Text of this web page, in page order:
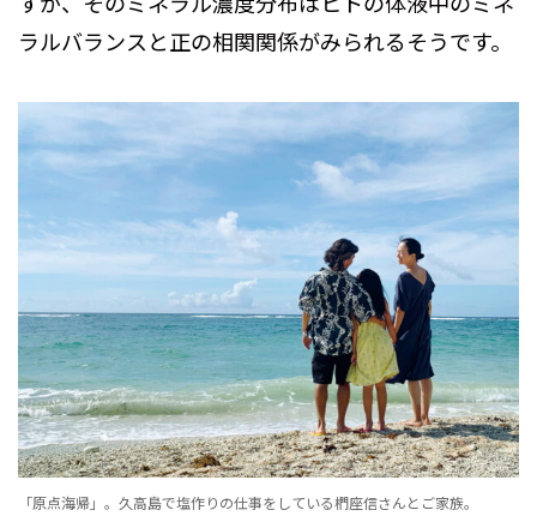
ラルバランスと正の相関関係がみられるそうです。
「原点海帰」。久高島で塩作りの仕事をしている椚座信さんとご家族。